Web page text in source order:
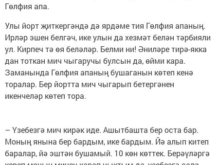
Гөлфия апа.
Улы йорт җиткергәндә дә ярдәме тия Гөлфия апаның.
Ирләр эшен белгәч, ике улын да хезмәт белән тәрбияли
ул. Кирпеч тә өя беләләр. Белми ни! Әниләре тирә-якка
дан тоткан мич чыгаручы булсын да, өйми кара.
Заманында Гөлфия апаның бушаганын көтеп кенә
торалар. Бер йортта мич чыгарып бетергәнен
икенчеләр көтеп тора.
– Үзебезгә мич кирәк иде. Ашытбашта бер оста бар.
Моның янына бер бардым, ике бардым. Йә алып китеп
баралар, йә эштән бушамый. 10 көн көттек. Берәүләргә